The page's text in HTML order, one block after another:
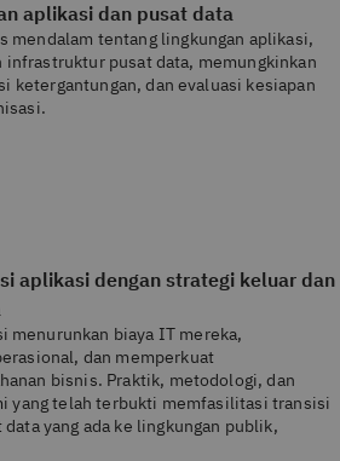
aplikasi dan pusat data
mendalam tentang lingkungan aplikasi,
pusat data, memungkinkan
ketergantungan, dan evaluasi kesiapan
aplikasi dengan strategi keluar dan
menurunkan biaya IT mereka,
dan memperkuat
bisnis. Praktik, metodologi, dan
yang telah terbukti memfasilitasi transisi
yang ada ke lingkungan publik,